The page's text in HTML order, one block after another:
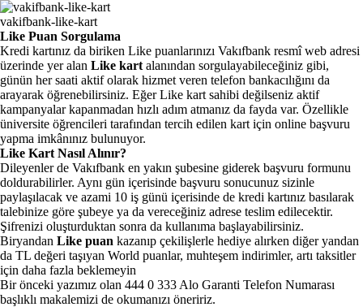
vakifbank-like-kart
Like Puan Sorgulama
Kredi kartınız da biriken Like puanlarınızı Vakıfbank resmî web adresi
üzerinde yer alan Like kart alanından sorgulayabileceğiniz gibi,
günün her saati aktif olarak hizmet veren telefon bankacılığını da
arayarak öğrenebilirsiniz. Eğer Like kart sahibi değilseniz aktif
kampanyalar kapanmadan hızlı adım atmanız da fayda var. Özellikle
üniversite öğrencileri tarafından tercih edilen kart için online başvuru
yapma imkânınız bulunuyor.
Like Kart Nasıl Alınır?
Dileyenler de Vakıfbank en yakın şubesine giderek başvuru formunu
doldurabilirler. Aynı gün içerisinde başvuru sonucunuz sizinle
paylaşılacak ve azami 10 iş günü içerisinde de kredi kartınız basılarak
talebinize göre şubeye ya da vereceğiniz adrese teslim edilecektir.
Şifrenizi oluşturduktan sonra da kullanıma başlayabilirsiniz.
Biryandan Like puan kazanıp çekilişlerle hediye alırken diğer yandan
da TL değeri taşıyan World puanlar, muhteşem indirimler, artı taksitler
için daha fazla beklemeyin
Bir önceki yazımız olan 444 0 333 Alo Garanti Telefon Numarası
başlıklı makalemizi de okumanızı öneririz.